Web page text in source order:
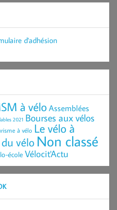
d'adhésion
à véloAssemblées
2021 Bourses aux vélos
à vélo Le vélo à
vélo Non classé
école Vélocit'Actu